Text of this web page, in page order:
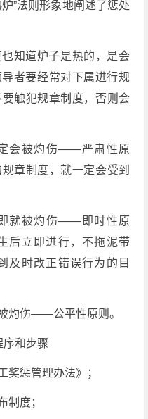
”法则形象地阐述了惩处
知道炉子是热的，是会
者要经常对下属进行规
触犯规章制度，否则会
会被灼伤——严肃性原
章制度，就一定会受到
就被灼伤——即时性原
后立即进行，不拖泥带
及时改正错误行为的目
灼伤——公平性原则。
序和步骤
惩管理办法》；
制度；